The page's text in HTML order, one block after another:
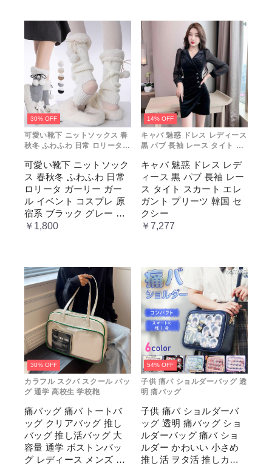
30% OFF
可愛い靴下 ニットソックス 春
秋冬 ふわふわ 日常 ロリータ
プレ 原宿系 ブラック グレー
ベージュ cm067t2t2x1 ホワ
イト
可愛い靴下 ニットソック
ス 春秋冬 ふわふわ 日常
ロリータ ガーリー ガー
ル イベント コスプレ 原
宿系 ブラック グレー ベ
ージュ cm067t2t2x1 ホワ
￥1,800
14% OFF
キャバ 魅惑 ドレス レディース
黒 パブ 長袖 レース タイト ス
国 セクシー
キャバ 魅惑 ドレス レデ
ィース 黒 パブ 長袖 レー
ス タイト スカート エレ
ガント プリーツ 韓国 セ
クシー
￥7,277
30% OFF
カラフル スクバ スクール バッ
グ 通学 高校生 学校鞄
痛バッグ 痛バ トートバ
ッグ クリアバッグ 推し
バッグ 推し活バッグ 大
容量 通学 ボストンバッ
グ レディース メンズ 男
54% OFF
子供 痛バ ショルダーバッグ 透
明 痛バッグ
子供 痛バ ショルダーバ
ッグ 透明 痛バッグ ショ
ルダーバッグ 痛バ ショ
ルダー かわいい 小さめ
推し活 ヲタ活 推しカラ